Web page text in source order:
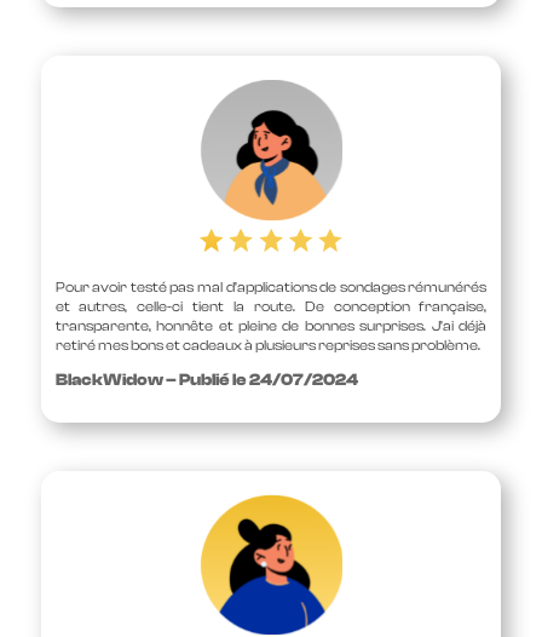
Pour avoir testé pas mal d’applications de sondages rémunérés
et autres, celle-ci tient la route. De conception française,
transparente, honnête et pleine de bonnes surprises. J’ai déjà
retiré mes bons et cadeaux à plusieurs reprises sans problème.
BlackWidow – Publié le 24/07/2024